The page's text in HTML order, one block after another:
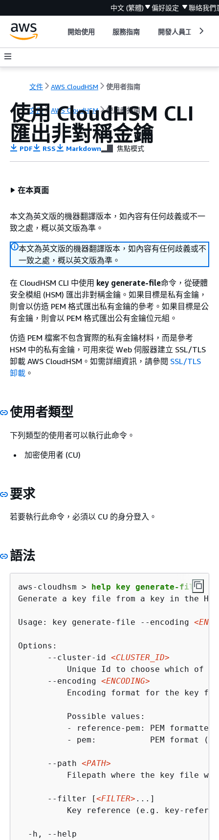
中文 (繁體) 偏好設定 聯絡我們
開始使用 服務指南 開發人員工具
文件 AWS CloudHSM 使用者指南
文件 AWS CloudHSM 使用者指南
使用 CloudHSM CLI
匯出非對稱金鑰
PDF RSS Markdown 焦點模式
在本頁面
本文為英文版的機器翻譯版本，如內容有任何歧義或不一
致之處，概以英文版為準。
本文為英文版的機器翻譯版本，如內容有任何歧義或不
一致之處，概以英文版為準。
在 CloudHSM CLI 中使用 key generate-file命令，從硬體
安全模組 (HSM) 匯出非對稱金鑰。如果目標是私有金鑰，
則會以仿造 PEM 格式匯出私有金鑰的參考。如果目標是公
有金鑰，則會以 PEM 格式匯出公有金鑰位元組。
仿造 PEM 檔案不包含實際的私有金鑰材料，而是參考
HSM 中的私有金鑰，可用來從 Web 伺服器建立 SSL/TLS
卸載 AWS CloudHSM。如需詳細資訊，請參閱 SSL/TLS
卸載 。
使用者類型
下列類型的使用者可以執行此命令。
加密使用者 (CU)
要求
若要執行此命令，必須以 CU 的身分登入。
語法
aws-cloudhsm > help key generate-file
Generate a key file from a key in the
Usage: key generate-file --encoding
Options:
      --cluster-id
<CLUSTER_ID>
Unique Id to choose which of
      --encoding
<ENCODING>
Encoding format for the key
          Possible values:
- reference-pem: PEM
- pem:           PEM format
      --path
<PATH>
Filepath where the key file
      --filter [
<FILTER> ...]
Key reference (e.g. key-
  -h, --help